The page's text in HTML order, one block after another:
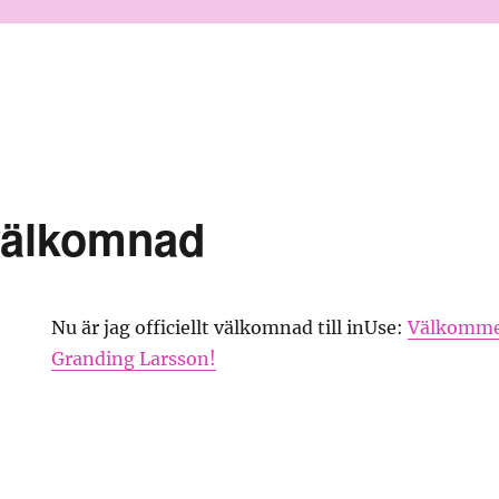
Nu är jag officiellt välkomnad till inUse:
Granding Larsson!